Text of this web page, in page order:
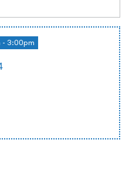
- 3:00pm